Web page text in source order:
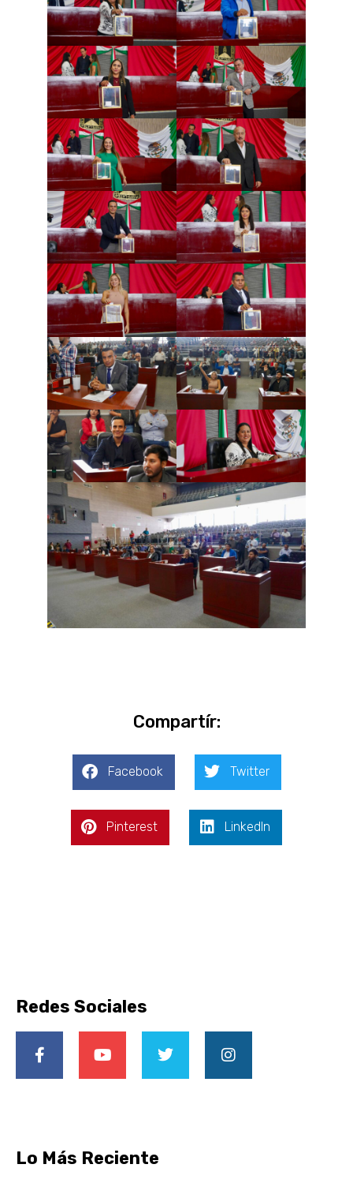
Compartír:
Facebook Twitter
Pinterest LinkedIn
Redes Sociales
Lo Más Reciente